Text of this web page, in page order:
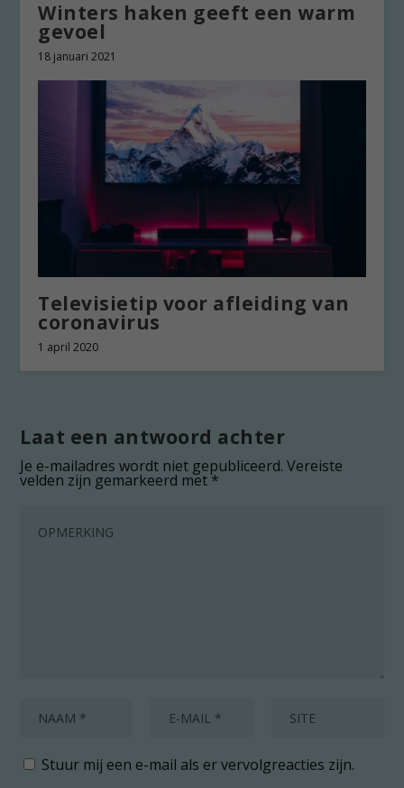
Winters haken geeft een warm
gevoel
18 januari 2021
Televisietip voor afleiding van
coronavirus
1 april 2020
Laat een antwoord achter
Je e-mailadres wordt niet gepubliceerd. Vereiste
velden zijn gemarkeerd met*
Stuur mij een e-mail als er vervolgreacties zijn.